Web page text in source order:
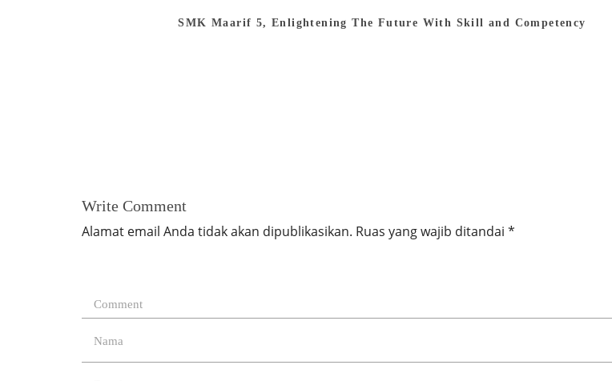
SMK Maarif 5, Enlightening The Future With Skill and Competency
Write Comment
Alamat email Anda tidak akan dipublikasikan. Ruas yang wajib ditandai *